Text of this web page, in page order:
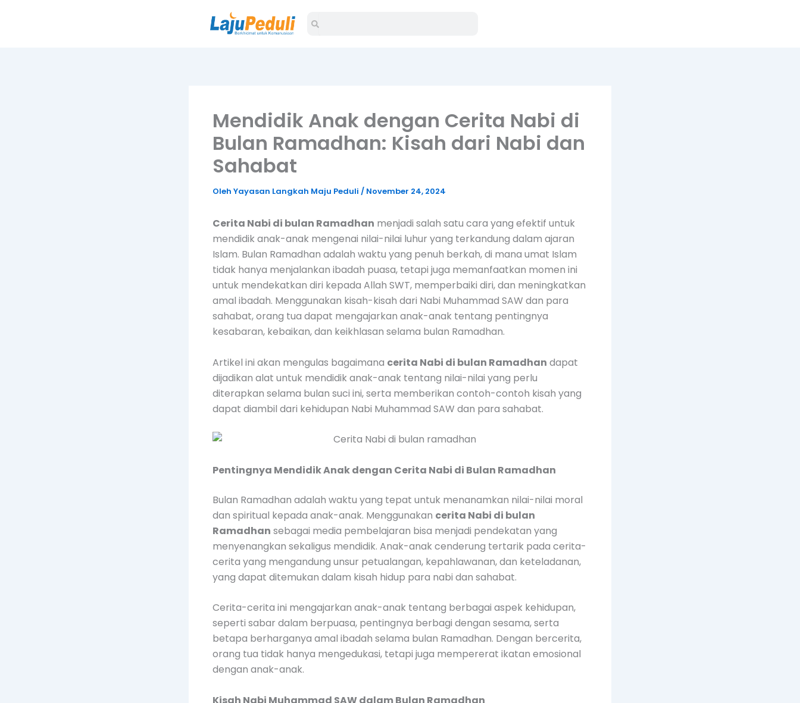
Search
Mendidik Anak dengan Cerita Nabi di
Bulan Ramadhan: Kisah dari Nabi dan
Sahabat
Oleh Yayasan Langkah Maju Peduli / November 24, 2024
Cerita Nabi di bulan Ramadhan menjadi salah satu cara yang efektif untuk
mendidik anak-anak mengenai nilai-nilai luhur yang terkandung dalam ajaran
Islam. Bulan Ramadhan adalah waktu yang penuh berkah, di mana umat Islam
tidak hanya menjalankan ibadah puasa, tetapi juga memanfaatkan momen ini
untuk mendekatkan diri kepada Allah SWT, memperbaiki diri, dan meningkatkan
amal ibadah. Menggunakan kisah-kisah dari Nabi Muhammad SAW dan para
sahabat, orang tua dapat mengajarkan anak-anak tentang pentingnya
kesabaran, kebaikan, dan keikhlasan selama bulan Ramadhan.
Artikel ini akan mengulas bagaimana cerita Nabi di bulan Ramadhan dapat
dijadikan alat untuk mendidik anak-anak tentang nilai-nilai yang perlu
diterapkan selama bulan suci ini, serta memberikan contoh-contoh kisah yang
dapat diambil dari kehidupan Nabi Muhammad SAW dan para sahabat.
Pentingnya Mendidik Anak dengan Cerita Nabi di Bulan Ramadhan
Bulan Ramadhan adalah waktu yang tepat untuk menanamkan nilai-nilai moral
dan spiritual kepada anak-anak. Menggunakan cerita Nabi di bulan
Ramadhan sebagai media pembelajaran bisa menjadi pendekatan yang
menyenangkan sekaligus mendidik. Anak-anak cenderung tertarik pada cerita-
cerita yang mengandung unsur petualangan, kepahlawanan, dan keteladanan,
yang dapat ditemukan dalam kisah hidup para nabi dan sahabat.
Cerita-cerita ini mengajarkan anak-anak tentang berbagai aspek kehidupan,
seperti sabar dalam berpuasa, pentingnya berbagi dengan sesama, serta
betapa berharganya amal ibadah selama bulan Ramadhan. Dengan bercerita,
orang tua tidak hanya mengedukasi, tetapi juga mempererat ikatan emosional
dengan anak-anak.